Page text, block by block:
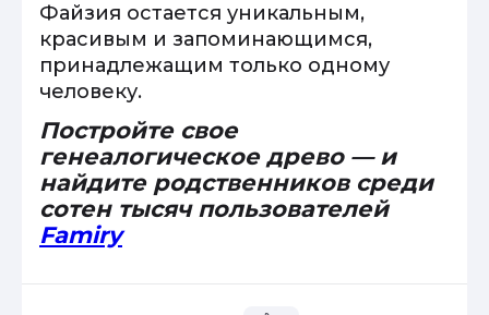
Файзия остается уникальным,
красивым и запоминающимся,
принадлежащим только одному
человеку.
Постройте свое
генеалогическое древо — и
найдите родственников среди
сотен тысяч пользователей
Famiry